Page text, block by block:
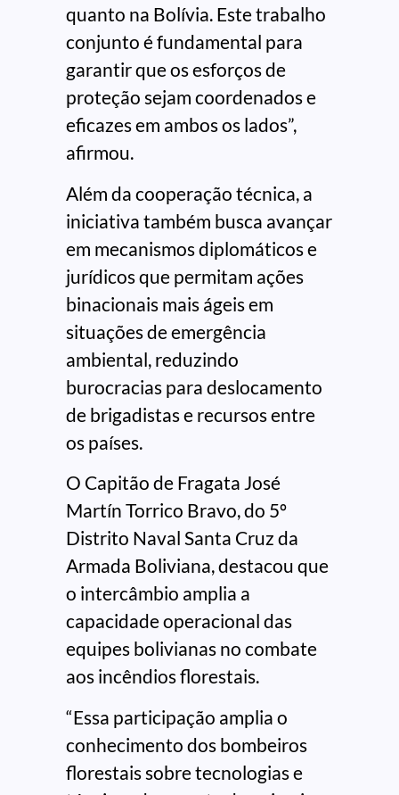
quanto na Bolívia. Este trabalho
conjunto é fundamental para
garantir que os esforços de
proteção sejam coordenados e
eficazes em ambos os lados”,
afirmou.
Além da cooperação técnica, a
iniciativa também busca avançar
em mecanismos diplomáticos e
jurídicos que permitam ações
binacionais mais ágeis em
situações de emergência
ambiental, reduzindo
burocracias para deslocamento
de brigadistas e recursos entre
os países.
O Capitão de Fragata José
Martín Torrico Bravo, do 5º
Distrito Naval Santa Cruz da
Armada Boliviana, destacou que
o intercâmbio amplia a
capacidade operacional das
equipes bolivianas no combate
aos incêndios florestais.
“Essa participação amplia o
conhecimento dos bombeiros
florestais sobre tecnologias e